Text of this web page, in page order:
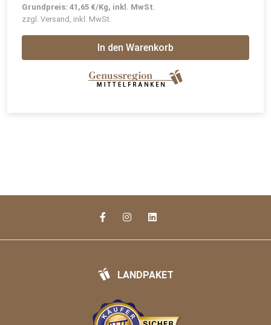
Grundpreis: 41,65 €/Kg, inkl. MwSt.
zzgl. Versand, inkl. MwSt.
In den Warenkorb
LANDPAKET